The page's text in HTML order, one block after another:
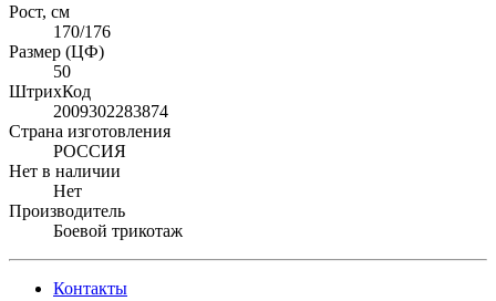
Рост, см
170/176
Размер (ЦФ)
50
ШтрихКод
2009302283874
Страна изготовления
РОССИЯ
Нет в наличии
Нет
Производитель
Боевой трикотаж
Контакты